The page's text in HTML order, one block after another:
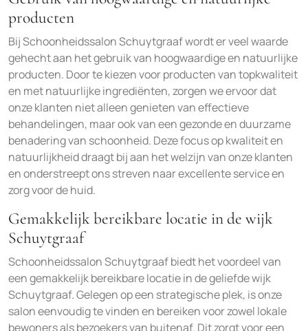
producten
Bij Schoonheidssalon Schuytgraaf wordt er veel waarde
gehecht aan het gebruik van hoogwaardige en natuurlijke
producten. Door te kiezen voor producten van topkwaliteit
en met natuurlijke ingrediënten, zorgen we ervoor dat
onze klanten niet alleen genieten van effectieve
behandelingen, maar ook van een gezonde en duurzame
benadering van schoonheid. Deze focus op kwaliteit en
natuurlijkheid draagt bij aan het welzijn van onze klanten
en onderstreept ons streven naar excellente service en
zorg voor de huid.
Gemakkelijk bereikbare locatie in de wijk
Schuytgraaf
Schoonheidssalon Schuytgraaf biedt het voordeel van
een gemakkelijk bereikbare locatie in de geliefde wijk
Schuytgraaf. Gelegen op een strategische plek, is onze
salon eenvoudig te vinden en bereiken voor zowel lokale
bewoners als bezoekers van buitenaf. Dit zorgt voor een